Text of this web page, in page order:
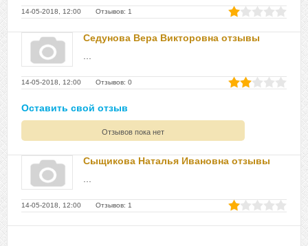
14-05-2018, 12:00 Отзывов: 1
Седунова Вера Викторовна отзывы
14-05-2018, 12:00 Отзывов: 0
Оставить свой отзыв
Отзывов пока нет
Сыщикова Наталья Ивановна отзывы
14-05-2018, 12:00 Отзывов: 1